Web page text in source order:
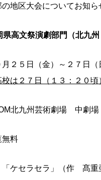
地区大会についてお知ら
高文祭演劇部門（北九州
月２５日（金）～２７日（
は２７日（１３：２０頃
北九州芸術劇場 中劇場
無料
「ケセラセラ」（作 髙重